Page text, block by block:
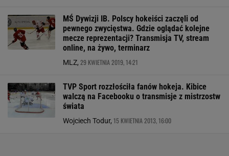
MŚ Dywizji IB. Polscy hokeiści zaczęli od
pewnego zwycięstwa. Gdzie oglądać kolejne
mecze reprezentacji? Transmisja TV, stream
online, na żywo, terminarz
MLZ, 29 KWIETNIA 2019, 14:21
TVP Sport rozzłościła fanów hokeja. Kibice
walczą na Facebooku o transmisje z mistrzostw
świata
Wojciech Todur, 15 KWIETNIA 2013, 16:00